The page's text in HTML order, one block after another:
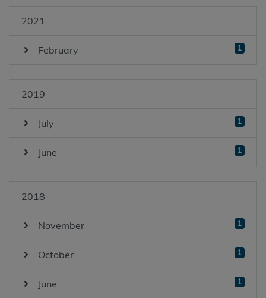
2021
February 1
2019
July 1
June 1
2018
November 1
October 1
June 1